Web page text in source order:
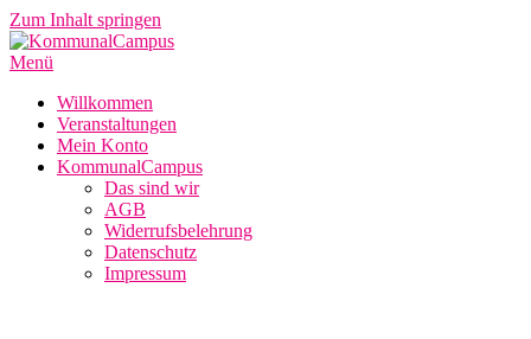
Zum Inhalt springen
Menü
Willkommen
Veranstaltungen
Mein Konto
KommunalCampus
Das sind wir
AGB
Widerrufsbelehrung
Datenschutz
Impressum